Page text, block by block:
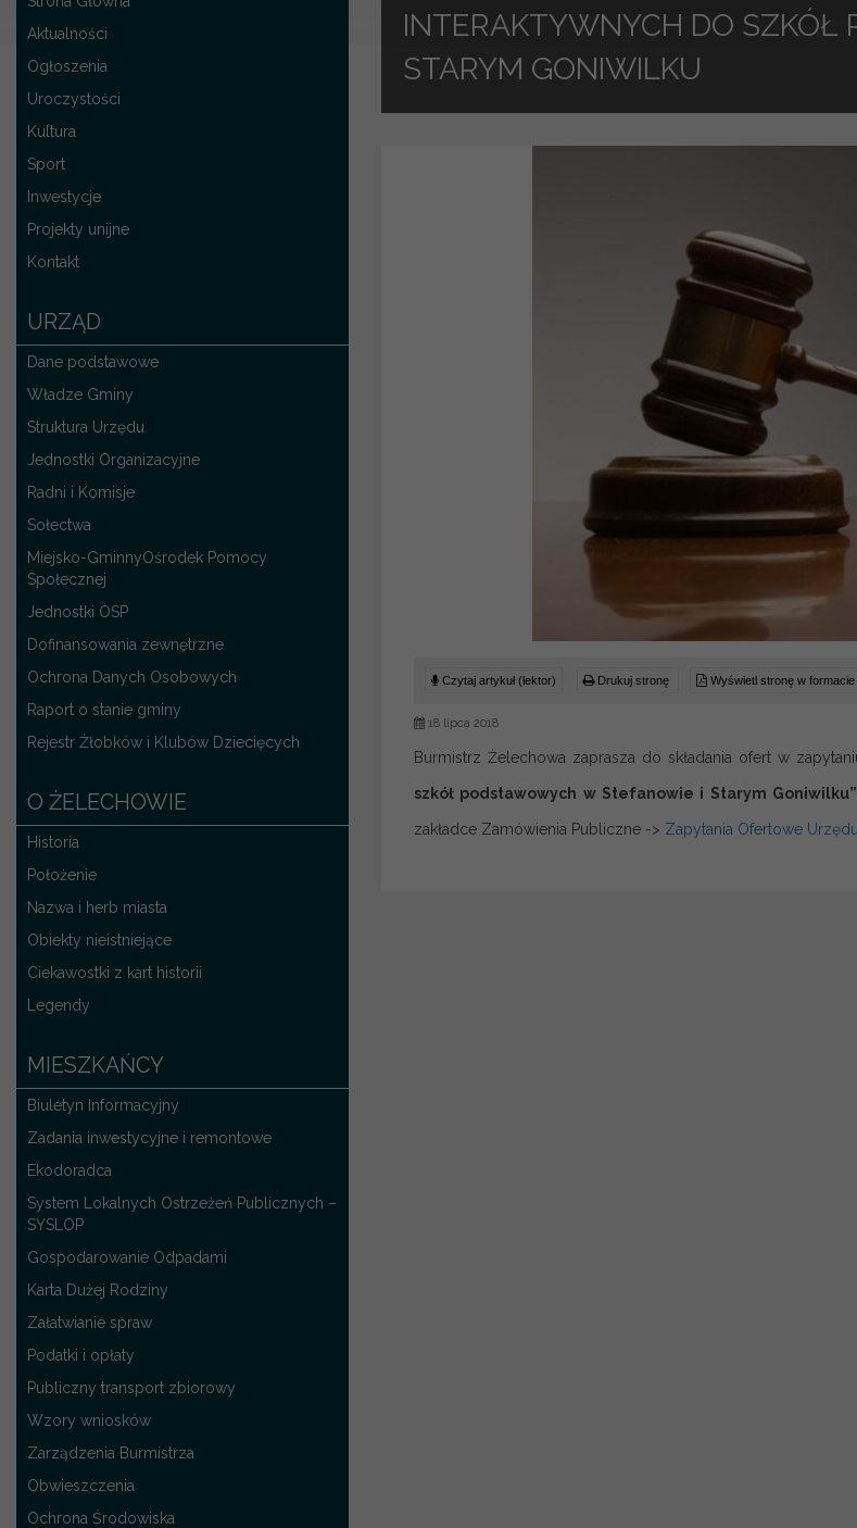
Aktualności
Ogłoszenia
Uroczystości
Kultura
Sport
Inwestycje
Projekty unijne
Kontakt
URZĄD
Dane podstawowe
Władze Gminy
Struktura Urzędu
Jednostki Organizacyjne
Radni i Komisje
Sołectwa
Miejsko-GminnyOśrodek Pomocy
Społecznej
Jednostki OSP
Dofinansowania zewnętrzne
Ochrona Danych Osobowych
Raport o stanie gminy
Rejestr Żłobków i Klubów Dziecięcych
O ŻELECHOWIE
Historia
Położenie
Nazwa i herb miasta
Obiekty nieistniejące
Ciekawostki z kart historii
Legendy
MIESZKAŃCY
Biuletyn Informacyjny
Zadania inwestycyjne i remontowe
Ekodoradca
System Lokalnych Ostrzeżeń Publicznych –
SYSLOP
Gospodarowanie Odpadami
Karta Dużej Rodziny
Załatwianie spraw
Podatki i opłaty
Publiczny transport zbiorowy
Wzory wniosków
Zarządzenia Burmistrza
Obwieszczenia
Ochrona Środowiska
INTERAKTYWNYCH DO SZKÓŁ
STARYM GONIWILKU
Czytaj artykuł (lektor) Drukuj stronę Wyświetl stronę w formacie
18 lipca 2018
Burmistrz Żelechowa zaprasza do składania ofert w
szkół podstawowych w Stefanowie i Starym Goniwilku”
zakładce Zamówienia Publiczne -> Zapytania Ofertowe Urzędu